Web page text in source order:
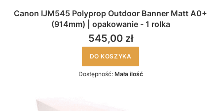
Canon IJM545 Polyprop Outdoor Banner Matt A0+
(914mm) | opakowanie - 1 rolka
545,00 zł
DO KOSZYKA
Dostępność: Mała ilość